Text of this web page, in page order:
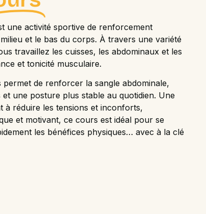
une activité sportive de renforcement
et le bas du corps. À travers une variété
travaillez les cuisses, les abdominaux et les
et tonicité musculaire.
permet de renforcer la sangle abdominale,
une posture plus stable au quotidien. Une
à réduire les tensions et inconforts,
et motivant, ce cours est idéal pour se
les bénéfices physiques… avec à la clé